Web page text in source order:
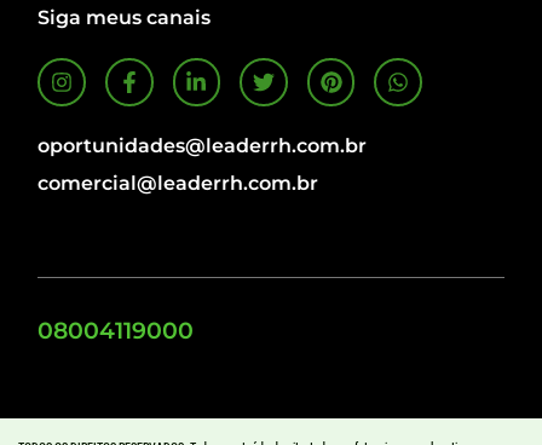
Siga meus canais
oportunidades@leaderrh.com.br
comercial@leaderrh.com.br
08004119000